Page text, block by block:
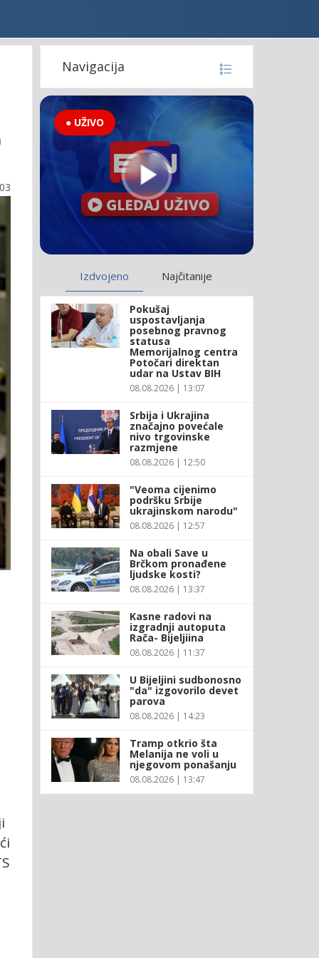
Navigacija
● UŽIVO
Izdvojeno Najčitanije
Pokušaj
uspostavljanja
posebnog pravnog
statusa
Memorijalnog centra
Potočari direktan
udar na Ustav BIH
08.08.2026 | 13:07
Srbija i Ukrajina
značajno povećale
nivo trgovinske
razmjene
08.08.2026 | 12:50
"Veoma cijenimo
podršku Srbije
ukrajinskom narodu"
08.08.2026 | 12:57
Na obali Save u
Brčkom pronađene
ljudske kosti?
08.08.2026 | 13:37
Kasne radovi na
izgradnji autoputa
Rača- Bijeljiina
08.08.2026 | 11:37
U Bijeljini sudbonosno
"da" izgovorilo devet
parova
08.08.2026 | 14:23
Tramp otkrio šta
Melanija ne voli u
njegovom ponašanju
08.08.2026 | 13:47